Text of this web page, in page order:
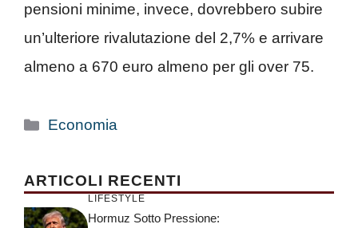
pensioni minime, invece, dovrebbero subire
un’ulteriore rivalutazione del 2,7% e arrivare
almeno a 670 euro almeno per gli over 75.
Categorie
Economia
ARTICOLI RECENTI
LIFESTYLE
Hormuz Sotto Pressione: